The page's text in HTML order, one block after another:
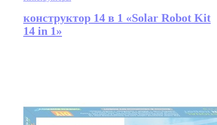
конструктор 14 в 1 «Solar Robot Kit
14 in 1»